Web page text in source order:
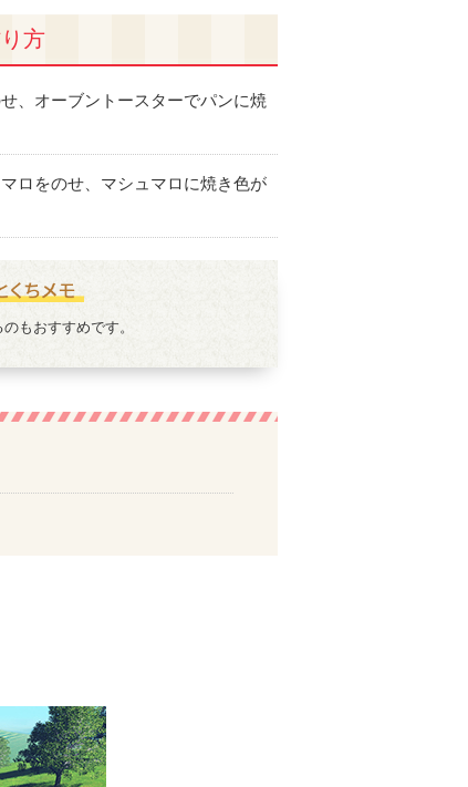
方
、オーブントースターでパンに焼
ロをのせ、マシュマロに焼き色が
もおすすめです。